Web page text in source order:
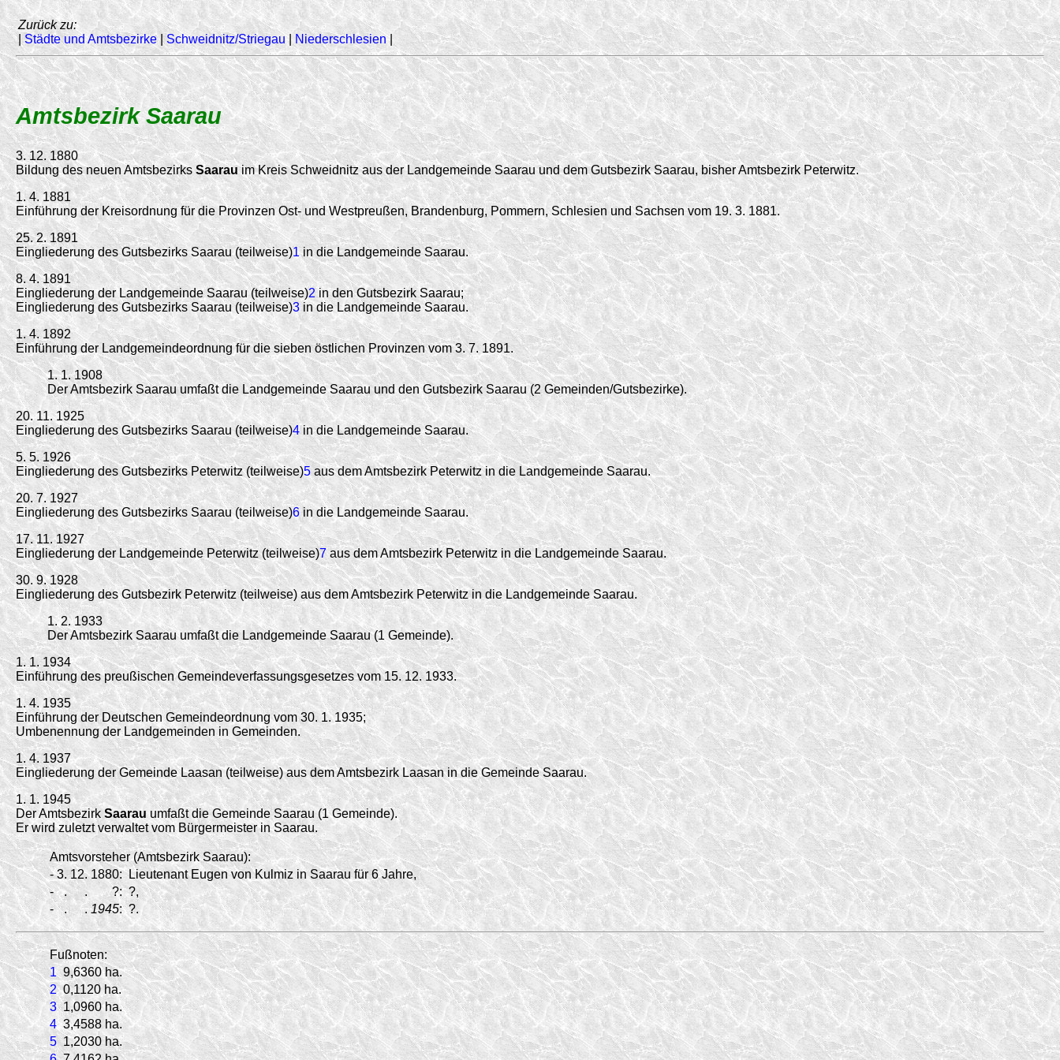
Zurück zu:
| Städte und Amtsbezirke|Schweidnitz/Striegau | Niederschlesien |
Amtsbezirk Saarau
3. 12. 1880
Bildung des neuen Amtsbezirks Saarauim Kreis Schweidnitz aus der Landgemeinde Saarau und dem Gutsbezirk Saarau, bisher Amtsbezirk Peterwitz.
1. 4. 1881
Einführung der Kreisordnung für die Provinzen Ost- und Westpreußen, Brandenburg, Pommern, Schlesien und Sachsen vom 19. 3. 1881.
25. 2. 1891
Eingliederung des Gutsbezirks Saarau (teilweise)1in die Landgemeinde Saarau.
8. 4. 1891
Eingliederung der Landgemeinde Saarau (teilweise)2 in den Gutsbezirk Saarau;
Eingliederung des Gutsbezirks Saarau (teilweise)3 in die Landgemeinde Saarau.
1. 4. 1892
Einführung der Landgemeindeordnung für die sieben östlichen Provinzen vom 3. 7. 1891.
1. 1. 1908
Der Amtsbezirk Saarau umfaßt die Landgemeinde Saarau und den Gutsbezirk Saarau (2 Gemeinden/Gutsbezirke).
20. 11. 1925
Eingliederung des Gutsbezirks Saarau (teilweise)4 in die Landgemeinde Saarau.
5. 5. 1926
Eingliederung des Gutsbezirks Peterwitz (teilweise)5 aus dem Amtsbezirk Peterwitz in die Landgemeinde Saarau.
20. 7. 1927
Eingliederung des Gutsbezirks Saarau (teilweise)6 in die Landgemeinde Saarau.
17. 11. 1927
Eingliederung der Landgemeinde Peterwitz (teilweise)7aus dem Amtsbezirk Peterwitz in die Landgemeinde Saarau.
30. 9. 1928
Eingliederung des Gutsbezirk Peterwitz (teilweise) aus dem Amtsbezirk Peterwitz in die Landgemeinde Saarau.
1. 2. 1933
Der Amtsbezirk Saarau umfaßt die Landgemeinde Saarau (1 Gemeinde).
1. 1. 1934
Einführung des preußischen Gemeindeverfassungsgesetzes vom 15. 12. 1933.
1. 4. 1935
Einführung der Deutschen Gemeindeordnung vom 30. 1. 1935;
Umbenennung der Landgemeinden in Gemeinden.
1. 4. 1937
Eingliederung der Gemeinde Laasan (teilweise) aus dem Amtsbezirk Laasan in die Gemeinde Saarau.
1. 1. 1945
Der AmtsbezirkSaarau umfaßt die Gemeinde Saarau (1 Gemeinde).
Er wird zuletzt verwaltet vom Bürgermeister in Saarau.
Amtsvorsteher (Amtsbezirk Saarau):
- 3. 12. 1880: Lieutenant Eugen von Kulmiz in Saarau für 6 Jahre,
-
. . ?: ?,
- . . 1945: ?.
Fußnoten:
1 9,6360 ha.
2 0,1120 ha.
3 1,0960 ha.
4 3,4588 ha.
5 1,2030 ha.